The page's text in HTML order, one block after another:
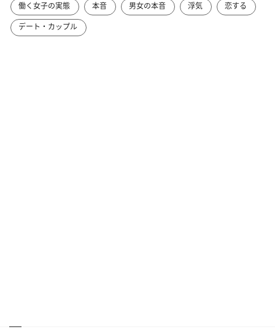
働く女子の実態 本音 男女の本音 浮気
恋する
デート・カップル